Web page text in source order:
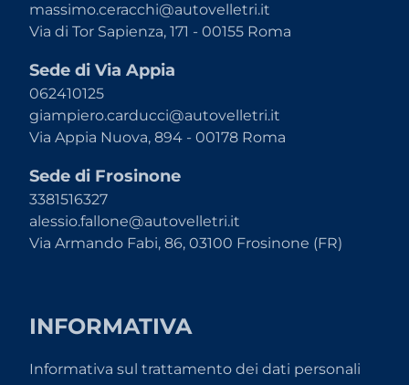
massimo.ceracchi@autovelletri.it
Via di Tor Sapienza, 171 - 00155 Roma
Sede di Via Appia
062410125
giampiero.carducci@autovelletri.it
Via Appia Nuova, 894 - 00178 Roma
Sede di Frosinone
3381516327
alessio.fallone@autovelletri.it
Via Armando Fabi, 86, 03100 Frosinone (FR)
INFORMATIVA
Informativa sul trattamento dei dati personali